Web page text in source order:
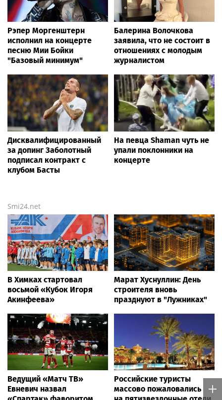
Рэпер Моргенштерн
исполнил на концерте
песню Мии Бойки
"Базовый минимум"
Балерина Волочкова
заявила, что не состоит в
отношениях с молодым
журналистом
Дисквалифицированный
за допинг Заболотный
подписал контракт с
клубом Басты
На певца Shaman чуть не
упали поклонники на
концерте
Smi24.net
В Химках стартовал
восьмой «Кубок Игоря
Акинфеева»
Марат Хуснуллин: День
строителя вновь
празднуют в "Лужниках"
Ведущий «Матч ТВ»
Евневич назвал
Российские туристы
массово пожаловались